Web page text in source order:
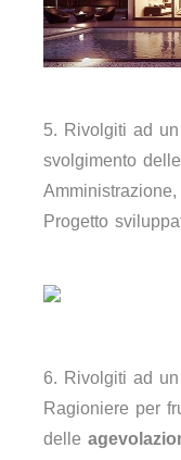
5. Rivolgiti ad
svolgimento
Progetto
6. Rivolgiti ad
Ragioniere per
delle